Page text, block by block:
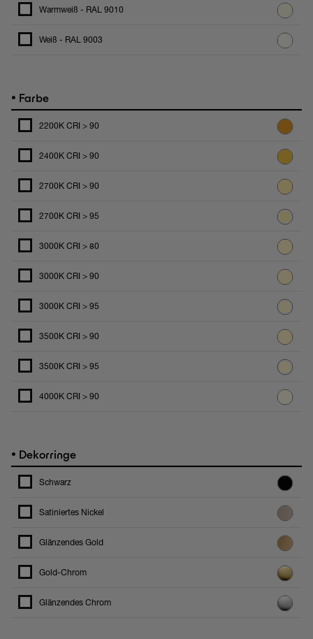
Warmweiß - RAL 9010
Weiß - RAL 9003
• Farbe
2200K CRI > 90
2400K CRI > 90
2700K CRI > 90
2700K CRI > 95
3000K CRI > 80
3000K CRI > 90
3000K CRI > 95
3500K CRI > 90
3500K CRI > 95
4000K CRI > 90
• Dekorringe
Schwarz
Satiniertes Nickel
Glänzendes Gold
Gold-Chrom
Glänzendes Chrom